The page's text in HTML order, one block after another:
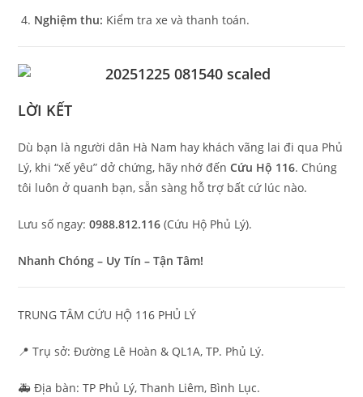
Nghiệm thu: Kiểm tra xe và thanh toán.
LỜI KẾT
Dù bạn là người dân Hà Nam hay khách vãng lai đi qua Phủ
Lý, khi “xế yêu” dở chứng, hãy nhớ đếnCứu Hộ 116. Chúng
tôi luôn ở quanh bạn, sẵn sàng hỗ trợ bất cứ lúc nào.
Lưu số ngay:0988.812.116 (Cứu Hộ Phủ Lý).
Nhanh Chóng – Uy Tín – Tận Tâm!
TRUNG TÂM CỨU HỘ 116 PHỦ LÝ
📍 Trụ sở: Đường Lê Hoàn & QL1A, TP. Phủ Lý.
🚑 Địa bàn: TP Phủ Lý, Thanh Liêm, Bình Lục.